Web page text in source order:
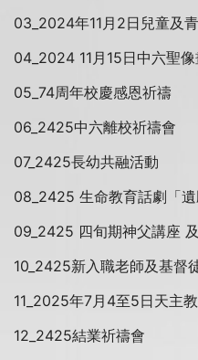
03_2024年11月2日兒童及
04_2024 11月15日中六聖
05_74周年校慶感恩祈禱
06_2425中六離校祈禱會
07_2425長幼共融活動
08_2425 生命教育話劇「
09_2425 四旬期神父講座
10_2425新入職老師及基督
11_2025年7月4至5日天主
12_2425結業祈禱會